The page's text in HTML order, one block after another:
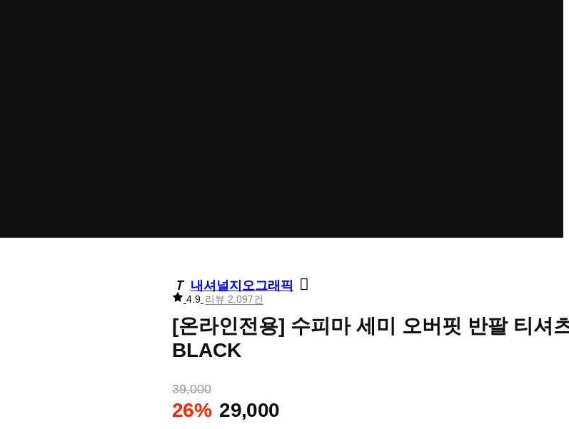
내셔널지오그래픽
리
별
점
4.9 리뷰 2,097건
[온라인전용] 수피마 세미 오버핏 반팔 티셔
BLACK
39,000
26% 29,000